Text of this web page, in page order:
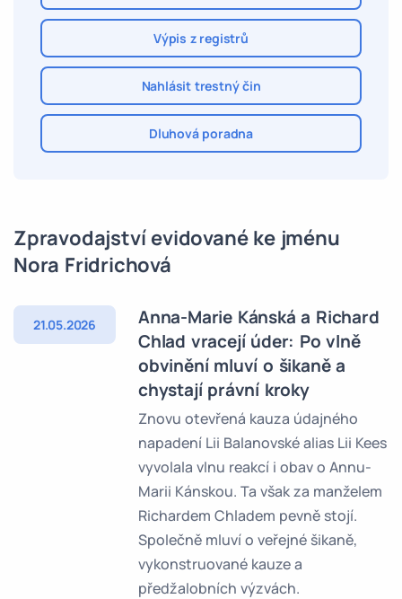
Výpis z registrů
Nahlásit trestný čin
Dluhová poradna
Zpravodajství evidované ke jménu
Nora Fridrichová
21.05.2026
Anna-Marie Kánská a Richard
Chlad vracejí úder: Po vlně
obvinění mluví o šikaně a
chystají právní kroky
Znovu otevřená kauza údajného
napadení Lii Balanovské alias Lii Kees
vyvolala vlnu reakcí i obav o Annu-
Marii Kánskou. Ta však za manželem
Richardem Chladem pevně stojí.
Společně mluví o veřejné šikaně,
vykonstruované kauze a
předžalobních výzvách.